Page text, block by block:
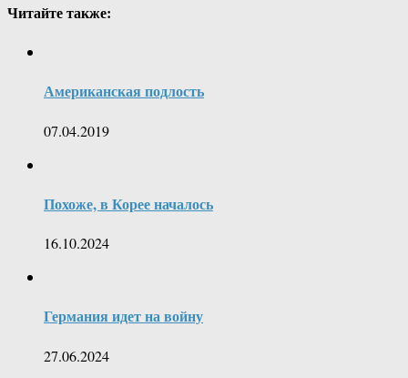
Читайте также:
Американская подлость
07.04.2019
Похоже, в Корее началось
16.10.2024
Германия идет на войну
27.06.2024